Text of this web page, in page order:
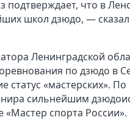
подтверждает, что в
школ дзюдо, — сказал
Ленинградской
по дзюдо в
статус «мастерских». По
сильнейшим
«Мастер спорта России».